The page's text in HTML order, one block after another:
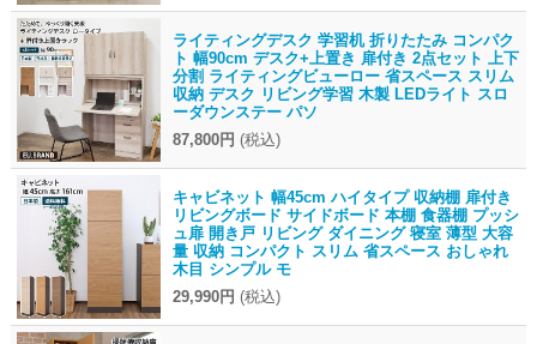
ライティングデスク 学習机 折りたたみ コンパク
ト 幅90cm デスク+上置き 扉付き 2点セット 上下
分割 ライティングビューロー 省スペース スリム
収納 デスク リビング学習 木製 LEDライト スロ
ーダウンステー パソ
87,800円 (税込)
キャビネット 幅45cm ハイタイプ 収納棚 扉付き
リビングボード サイドボード 本棚 食器棚 プッシ
ュ扉 開き戸 リビング ダイニング 寝室 薄型 大容
量 収納 コンパクト スリム 省スペース おしゃれ
木目 シンプル モ
29,990円 (税込)